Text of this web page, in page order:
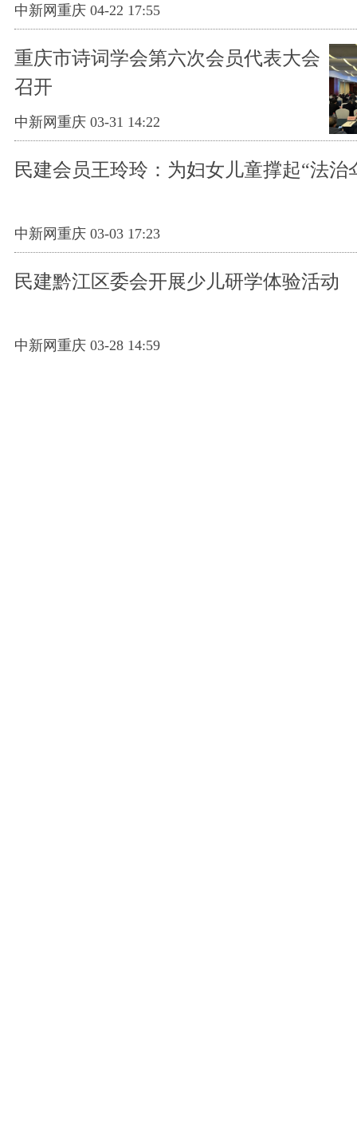
中新网重庆 04-22 17:55
重庆市诗词学会第六次会员代表大会
召开
中新网重庆 03-31 14:22
民建会员王玲玲：为妇女儿童撑起“法治
中新网重庆 03-03 17:23
民建黔江区委会开展少儿研学体验活动
中新网重庆 03-28 14:59